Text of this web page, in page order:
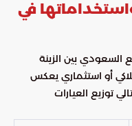
في
السعودي بين الزينة
أو استثماري يعكس
توزيع العيارات